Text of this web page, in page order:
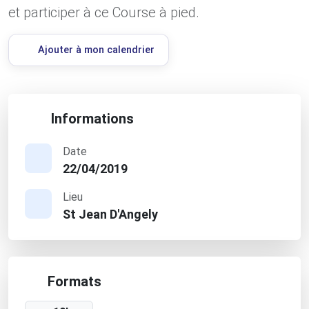
et participer à ce Course à pied.
Ajouter à mon calendrier
Informations
Date
22/04/2019
Lieu
St Jean D'Angely
Formats